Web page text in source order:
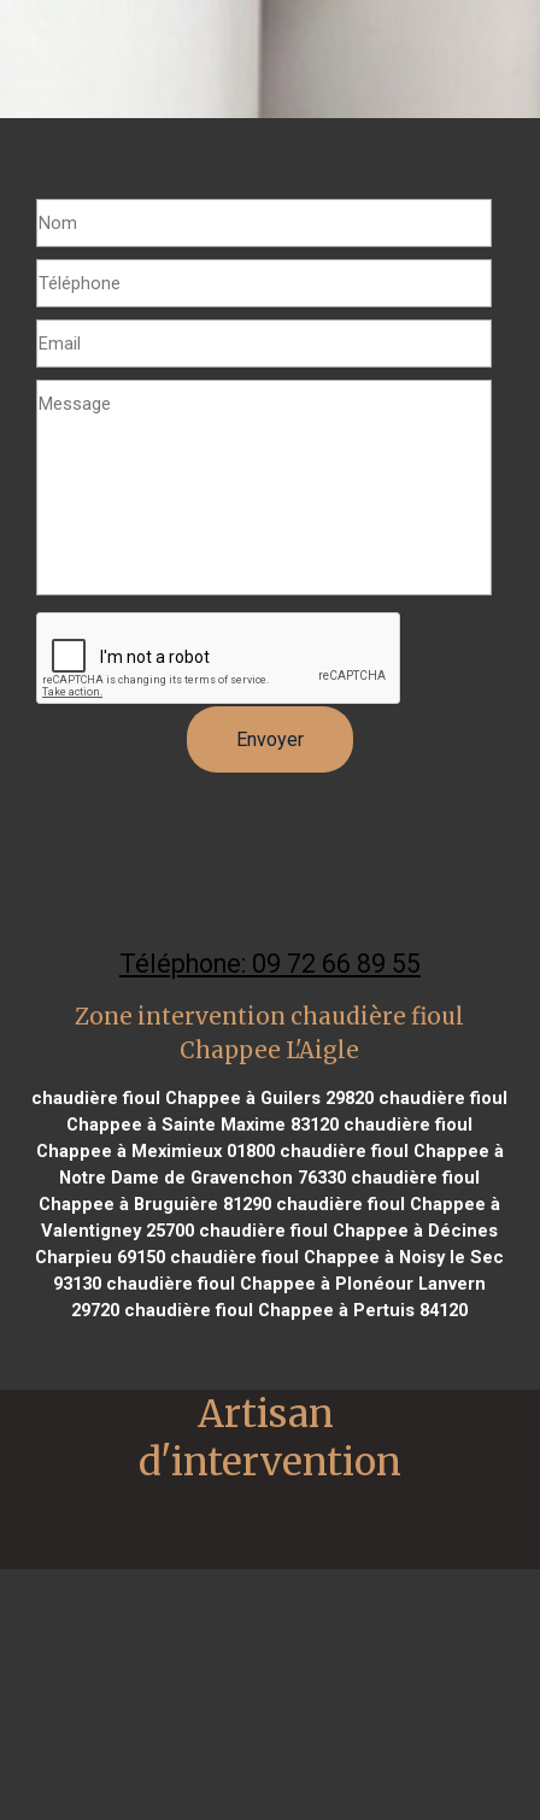
Téléphone: 09 72 66 89 55
Zone intervention chaudière fioul
Chappee L'Aigle
chaudière fioul Chappee à Guilers 29820 chaudière fioul
Chappee à Sainte Maxime 83120 chaudière fioul
Chappee à Meximieux 01800chaudière fioul Chappee à
Notre Dame de Gravenchon 76330 chaudière fioul
Chappee à Bruguière 81290 chaudière fioul Chappee à
Valentigney 25700 chaudière fioul Chappee à Décines
Charpieu 69150 chaudière fioul Chappee à Noisy le Sec
93130 chaudière fioul Chappee à Plonéour Lanvern
29720 chaudière fioul Chappee à Pertuis 84120
Artisan
d'intervention